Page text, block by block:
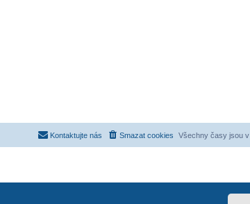
Všechny časy jsou v
Smazat cookies
Kontaktujte nás